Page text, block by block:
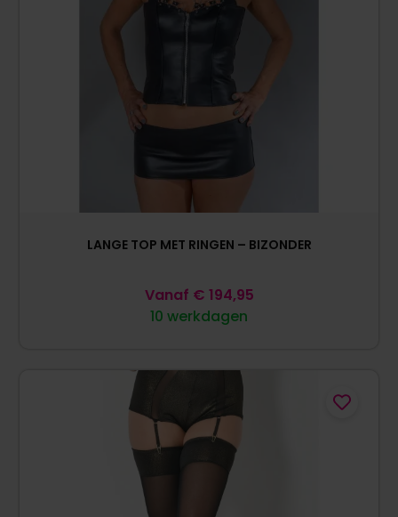
LANGE TOP MET RINGEN – BIZONDER
10 werkdagen
Vanaf € 194,95